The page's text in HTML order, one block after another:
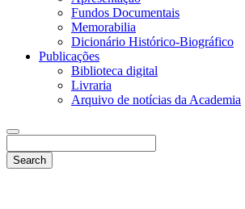
Fundos Documentais
Memorabilia
Dicionário Histórico-Biográfico
Publicações
Biblioteca digital
Livraria
Arquivo de notícias da Academia